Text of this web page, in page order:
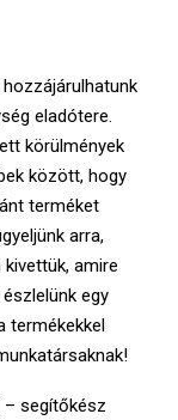
eladótere.
körülmények
között, hogy
terméket
arra,
amire
egy
termékekkel
– segítőkész